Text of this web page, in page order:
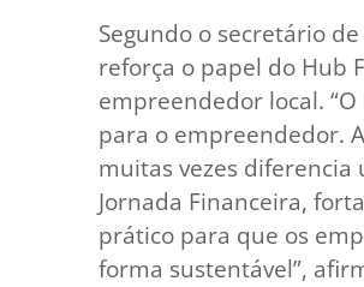
Segundo o secretário
reforça o papel do Hub
empreendedor local.
para o empreendedor.
muitas vezes diferencia
Jornada Financeira,
prático para que os
forma sustentável”,